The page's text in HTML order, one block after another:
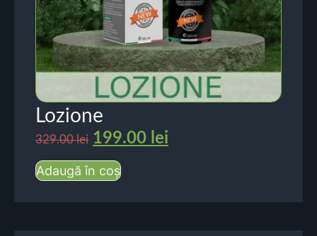
Lozione
329.00lei 199.00 lei
Adaugă în coș